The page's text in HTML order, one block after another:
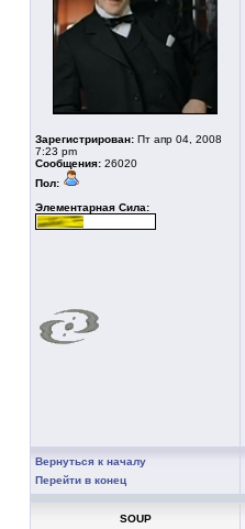
Зарегистрирован: Пт апр 04, 2008
7:23 pm
Сообщения: 26020
Пол:
Элементарная Сила:
Вернуться к началу
Перейти в конец
SOUP